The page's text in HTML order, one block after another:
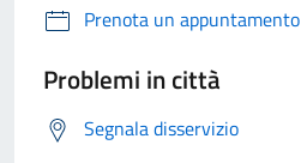
Prenota un appuntamento
Problemi in città
Segnala disservizio